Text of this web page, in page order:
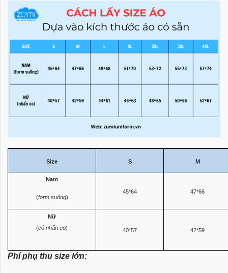
Size S M
Nam
45*64
47*66
(form suông)
Nữ
40*57 42*59
(có nhấn eo)
Phí phụ thu size lớn: